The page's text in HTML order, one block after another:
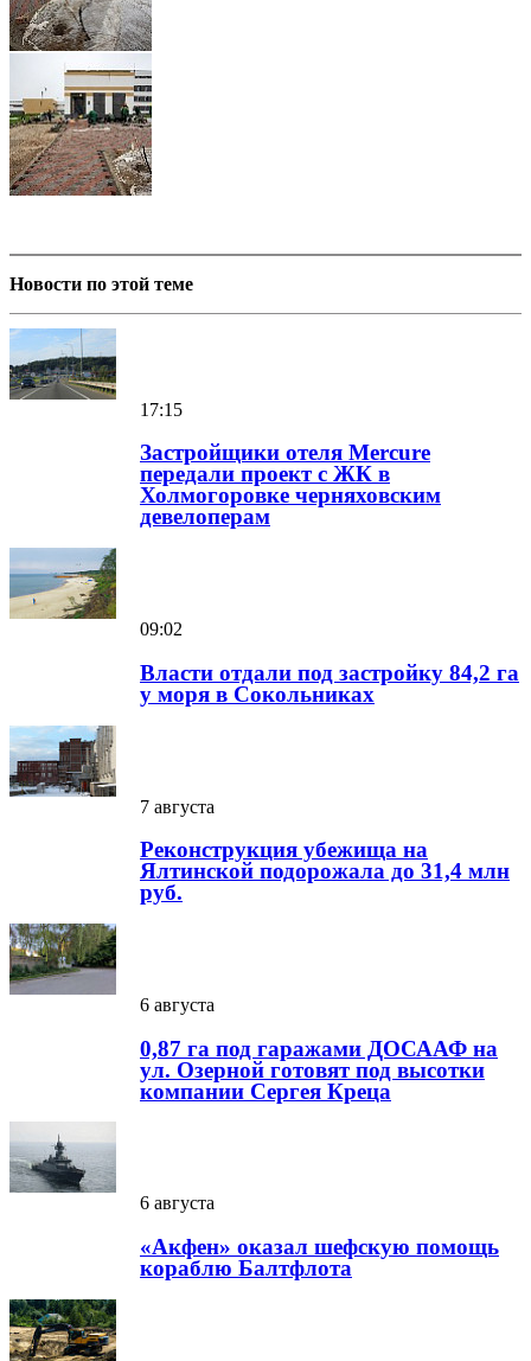
Новости по этой теме
17:15
Застройщики отеля Mercure
передали проект с ЖК в
Холмогоровке черняховским
девелоперам
09:02
Власти отдали под застройку 84,2 га
у моря в Сокольниках
7 августа
Реконструкция убежища на
Ялтинской подорожала до 31,4 млн
руб.
6 августа
0,87 га под гаражами ДОСААФ на
ул. Озерной готовят под высотки
компании Сергея Креца
6 августа
«Акфен» оказал шефскую помощь
кораблю Балтфлота